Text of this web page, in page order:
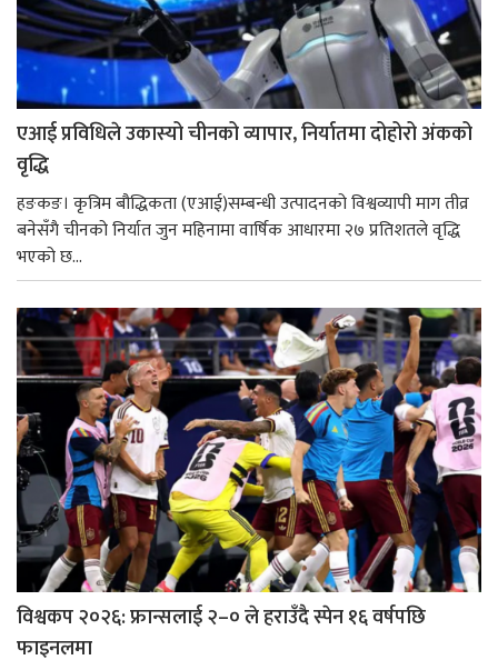
एआई प्रविधिले उकास्यो चीनको व्यापार, निर्यातमा दोहोरो अंकको
वृद्धि
हङकङ। कृत्रिम बौद्धिकता (एआई)सम्बन्धी उत्पादनको विश्वव्यापी माग तीव्र
बनेसँगै चीनको निर्यात जुन महिनामा वार्षिक आधारमा २७ प्रतिशतले वृद्धि
भएको छ...
विश्वकप २०२६: फ्रान्सलाई २–० ले हराउँदै स्पेन १६ वर्षपछि
फाइनलमा